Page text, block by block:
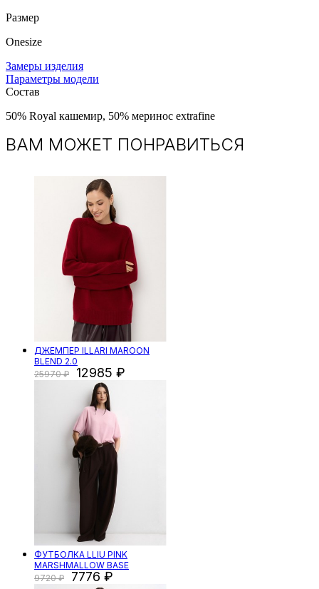
Размер
Onesize
Замеры изделия
Параметры модели
Состав
50% Royal кашемир, 50% меринос extrafine
ВАМ МОЖЕТ ПОНРАВИТЬСЯ
ДЖЕМПЕР ILLARI MAROON
BLEND 2.0
25970
12985
ФУТБОЛКА LLIU PINK
MARSHMALLOW BASE
9720
7776